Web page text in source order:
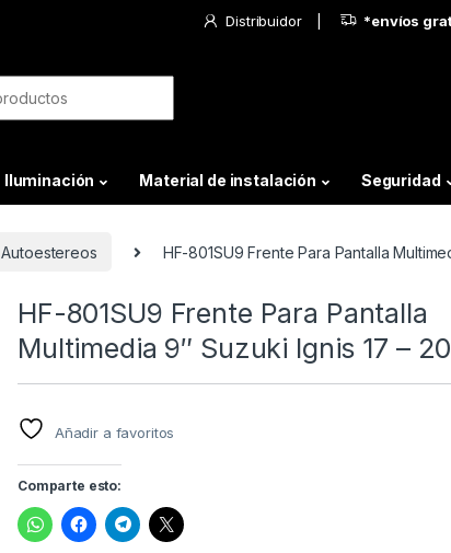
Distribuidor *envíos
Iluminación Material de instalación Seguridad
Autoestereos HF-801SU9 Frente Para Pantalla
HF-801SU9 Frente Para Pantalla
Multimedia 9″ Suzuki Ignis 17 – 20
Añadir a favoritos
Comparte esto: